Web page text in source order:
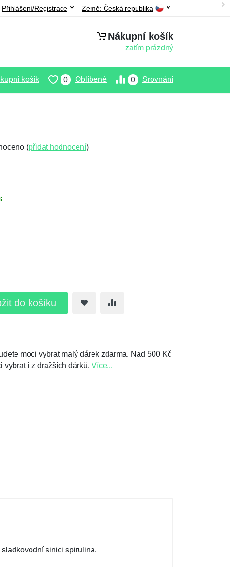
Země: Česká republika
Přihlášení/Registrace
Nákupní košík
zatím prázdný
0 Srovnání
0 Oblíbené
košík
(přidat hodnocení)
do košíku
moci vybrat malý dárek zdarma. Nad 500 Kč
vybrat i z dražších dárků. Více...
sinici spirulina.